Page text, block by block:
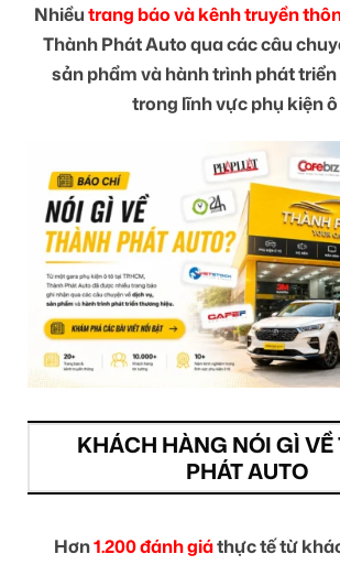
Nhiềutrang báo và kênh truyền
Thành Phát Auto qua các câu
sản phẩm và hành trình phát
trong lĩnh vực phụ kiện ô
KHÁCH HÀNG NÓI GÌ
PHÁT AUTO
Hơn1.200 đánh giáthực tế từ